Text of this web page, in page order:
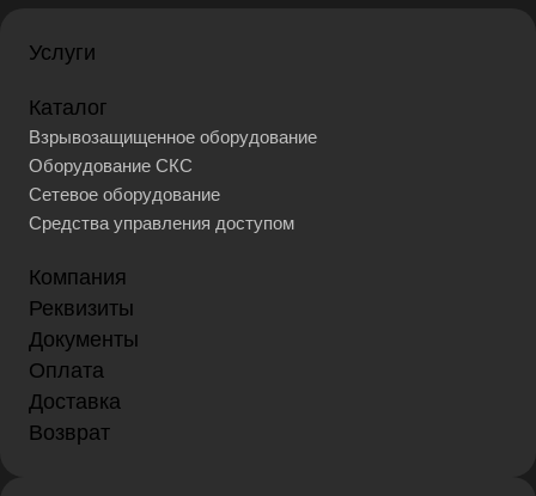
Услуги
Каталог
Взрывозащищенное оборудование
Оборудование СКС
Сетевое оборудование
Средства управления доступом
Компания
Реквизиты
Документы
Оплата
Доставка
Возврат